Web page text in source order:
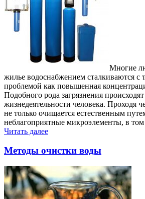
Многие
жилье водоснабжением сталкиваются с
проблемой как повышенная
Подобного рода загрязнения
жизнедеятельности человека. Проходя
не только очищается естественным
неблагоприятные микроэлементы, в том
Читать далее
Методы очистки воды